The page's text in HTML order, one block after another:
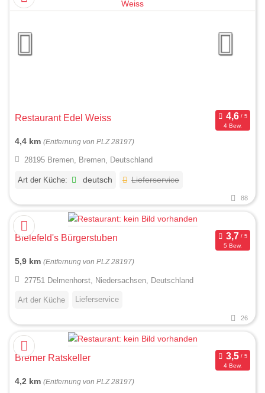
Restaurant Edel Weiss
4 Bew.
4,4 km (Entfernung von PLZ 28197)
28195 Bremen, Bremen, Deutschland
Art der Küche: deutsch Lieferservice
88
Bielefeld's Bürgerstuben
5 Bew.
5,9 km (Entfernung von PLZ 28197)
27751 Delmenhorst, Niedersachsen, Deutschland
Art der Küche Lieferservice
26
Bremer Ratskeller
4 Bew.
4,2 km (Entfernung von PLZ 28197)